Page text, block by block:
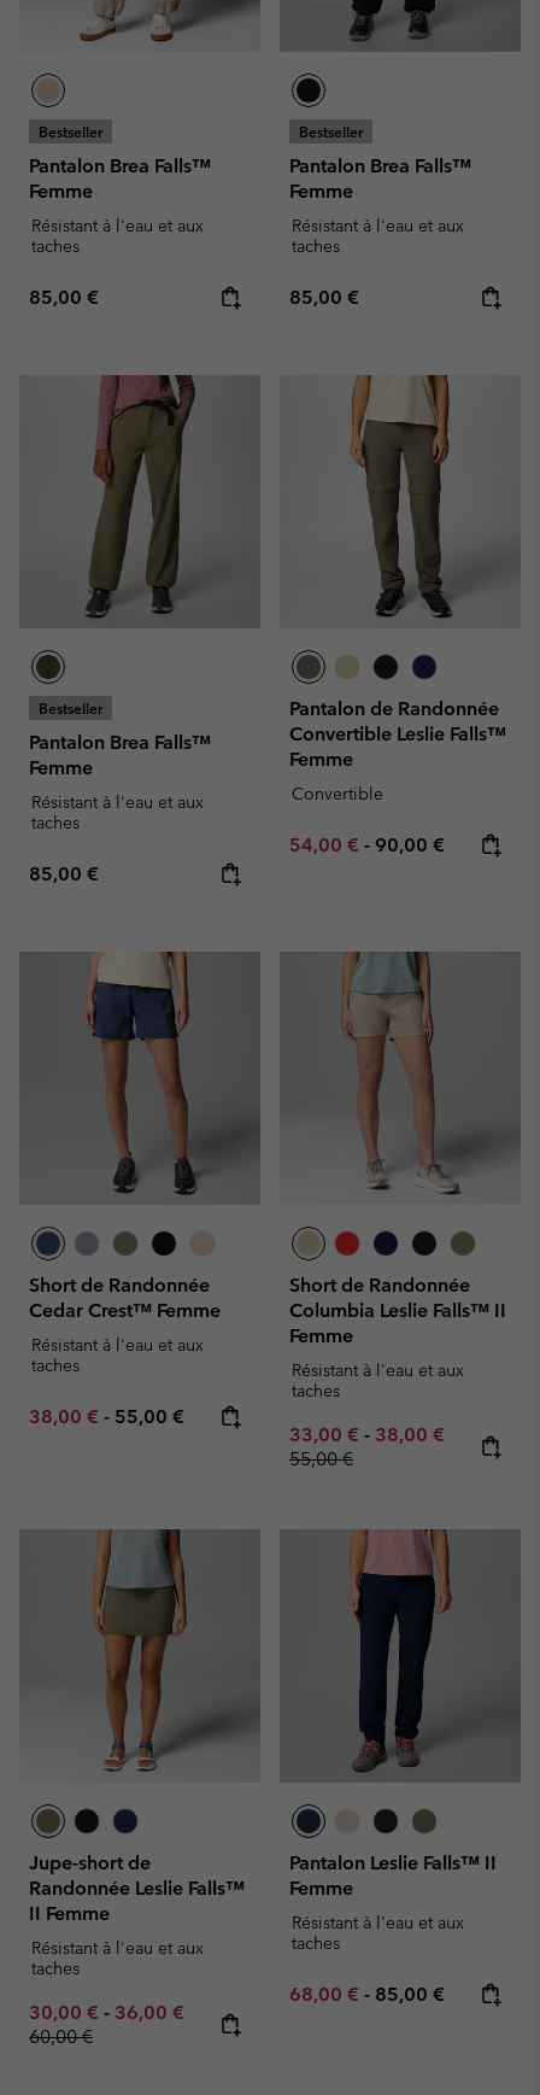
Bestseller
Pantalon Brea Falls™
Femme
Résistant à l'eau et aux
taches
Regular price:
85,00 €
Bestseller
Pantalon Brea Falls™
Femme
Résistant à l'eau et aux
taches
Regular price:
85,00 €
Bestseller
Pantalon Brea Falls™
Femme
Résistant à l'eau et aux
taches
Regular price:
85,00 €
Pantalon de Randonnée
Convertible Leslie Falls™
Femme
Convertible
Minimum sale price:
54,00 € - Maximum price:
90,00 €
Short de Randonnée
Cedar Crest™ Femme
Résistant à l'eau et aux
taches
Minimum sale price:
38,00 € - Maximum price:
55,00 €
Short de Randonnée
Columbia Leslie Falls™ II
Femme
Résistant à l'eau et aux
taches
Minimum sale price:
33,00 € - Maximum sale
38,00 € Regular
55,00 €
Jupe-short de
Randonnée Leslie Falls™
II Femme
Résistant à l'eau et aux
taches
Minimum sale price:
30,00 € - Maximum sale price:
36,00 € Regular price:
60,00 €
Pantalon Leslie Falls™ II
Femme
Résistant à l'eau et aux
taches
Minimum sale price:
68,00 € - Maximum price:
85,00 €